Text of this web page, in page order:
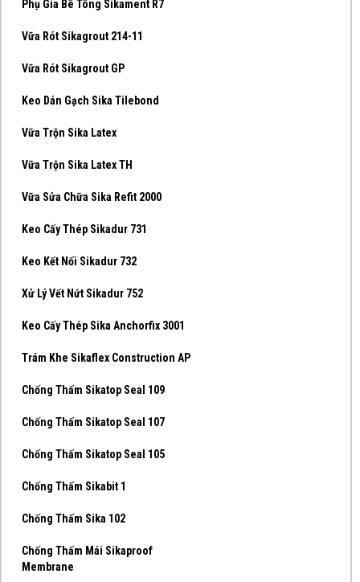
Phụ Gia Bê Tông Sikament R7
Vữa Rót Sikagrout 214-11
Vữa Rót Sikagrout GP
Keo Dán Gạch Sika Tilebond
Vữa Trộn Sika Latex
Vữa Trộn Sika Latex TH
Vữa Sửa Chữa Sika Refit 2000
Keo Cấy Thép Sikadur 731
Keo Kết Nối Sikadur 732
Xử Lý Vết Nứt Sikadur 752
Keo Cấy Thép Sika Anchorfix 3001
Trám Khe Sikaflex Construction AP
Chống Thấm Sikatop Seal 109
Chống Thấm Sikatop Seal 107
Chống Thấm Sikatop Seal 105
Chống Thấm Sikabit 1
Chống Thấm Sika 102
Chống Thấm Mái Sikaproof
Membrane